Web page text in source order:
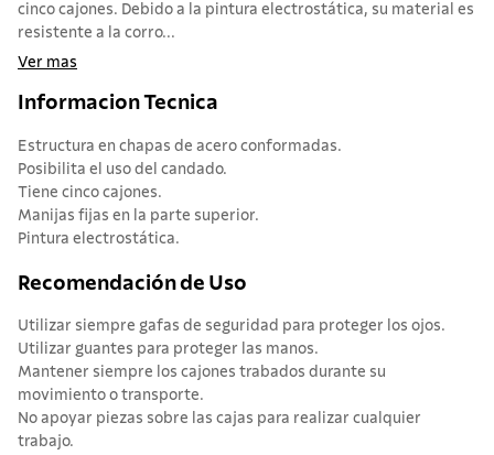
cinco cajones. Debido a la pintura electrostática, su material es
resistente a la corro...
Ver mas
Informacion Tecnica
Estructura en chapas de acero conformadas.
Posibilita el uso del candado.
Tiene cinco cajones.
Manijas fijas en la parte superior.
Pintura electrostática.
Recomendación de Uso
Utilizar siempre gafas de seguridad para proteger los ojos.
Utilizar guantes para proteger las manos.
Mantener siempre los cajones trabados durante su
movimiento o transporte.
No apoyar piezas sobre las cajas para realizar cualquier
trabajo.